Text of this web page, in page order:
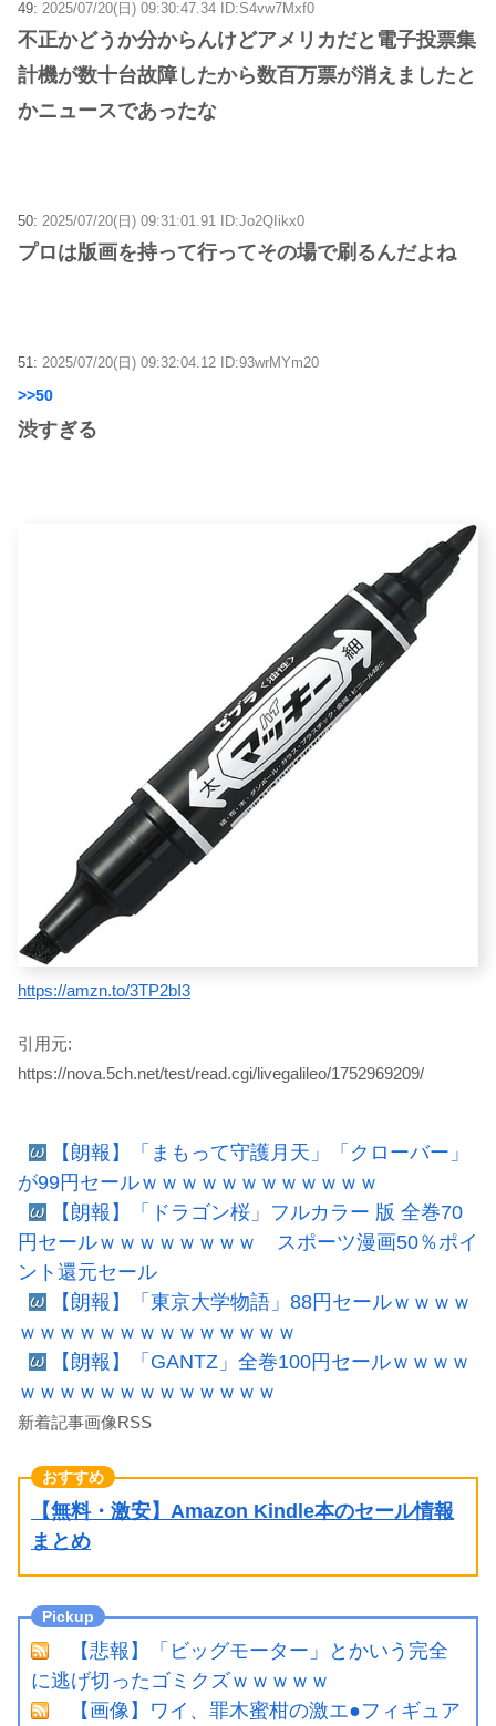
49: 2025/07/20(日) 09:30:47.34 ID:S4vw7Mxf0
不正かどうか分からんけどアメリカだと電子投票集
計機が数十台故障したから数百万票が消えましたと
かニュースであったな
50: 2025/07/20(日) 09:31:01.91 ID:Jo2QIikx0
プロは版画を持って行ってその場で刷るんだよね
51: 2025/07/20(日) 09:32:04.12 ID:93wrMYm20
>>50
渋すぎる
https://amzn.to/3TP2bI3
引用元:
https://nova.5ch.net/test/read.cgi/livegalileo/1752969209/
【朗報】「まもって守護月天」「クローバー」
が99円セールｗｗｗｗｗｗｗｗｗｗｗｗ
【朗報】「ドラゴン桜」フルカラー 版 全巻70
円セールｗｗｗｗｗｗｗｗ スポーツ漫画50％ポイ
ント還元セール
【朗報】「東京大学物語」88円セールｗｗｗｗ
ｗｗｗｗｗｗｗｗｗｗｗｗｗｗ
【朗報】「GANTZ」全巻100円セールｗｗｗｗ
ｗｗｗｗｗｗｗｗｗｗｗｗｗ
新着記事画像RSS
【無料・激安】Amazon Kindle本のセール情報
まとめ
【悲報】「ビッグモーター」とかいう完全
に逃げ切ったゴミクズｗｗｗｗｗ
【画像】ワイ、罪木蜜柑の激エ●フィギュア